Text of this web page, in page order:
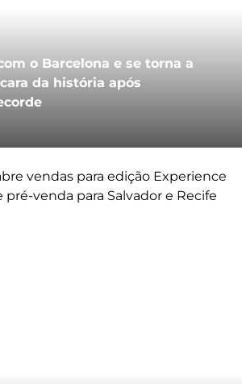
o Barcelona e se torna a
da história após